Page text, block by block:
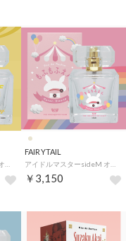
FAIRYTAIL
￥3,150